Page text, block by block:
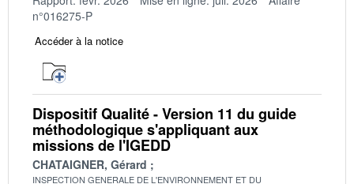
n°016275-P
Accéder à la notice
Dispositif Qualité - Version 11 du guide
méthodologique s'appliquant aux
missions de l'IGEDD
CHATAIGNER, Gérard
INSPECTION GENERALE DE L'ENVIRONNEMENT ET DU